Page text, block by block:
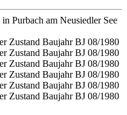
Purbach am Neusiedler See